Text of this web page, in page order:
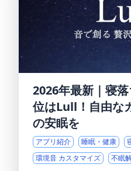
2026年最新｜寝
位はLull！自由な
の安眠を
アプリ紹介 睡眠・健康
環境音 カスタマイズ
不眠